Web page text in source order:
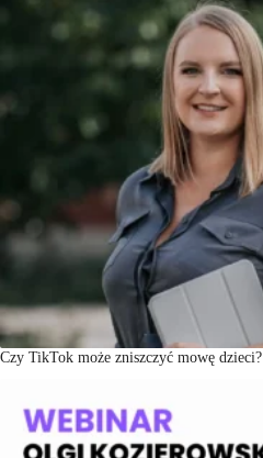
Czy TikTok może zniszczyć mowę dzieci?